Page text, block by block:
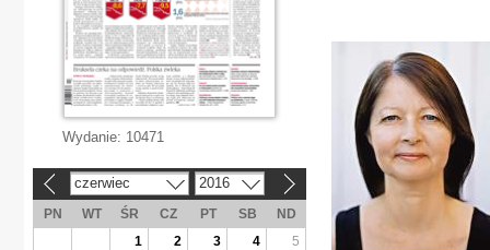
Wydanie: 10471
czerwiec 2016
PN WT ŚR CZ PT SB
ND
1
2 3 4
5